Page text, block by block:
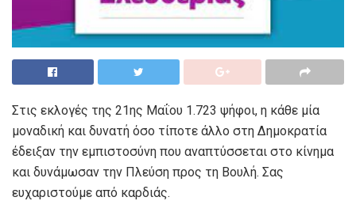
Στις εκλογές της 21ης Μαΐου 1.723 ψήφοι, η κάθε μία
μοναδική και δυνατή όσο τίποτε άλλο στη Δημοκρατία
έδειξαν την εμπιστοσύνη που αναπτύσσεται στο κίνημα
και δυνάμωσαν την Πλεύση προς τη Βουλή. Σας
ευχαριστούμε από καρδιάς.